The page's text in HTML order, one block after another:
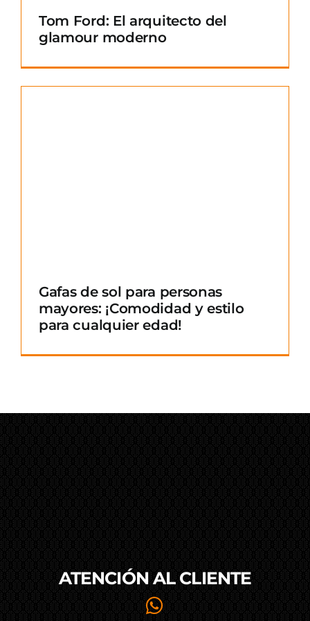
Tom Ford: El arquitecto del
glamour moderno
Gafas de sol para personas
mayores: ¡Comodidad y estilo
para cualquier edad!
ATENCIÓN AL CLIENTE